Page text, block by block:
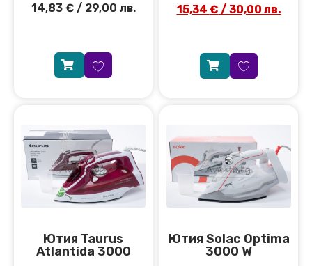
14,83 €/ 29,00 лв.
15,34 € / 30,00 лв.
Ютия Taurus
Atlantida 3000
Ютия Solac Optima
3000 W